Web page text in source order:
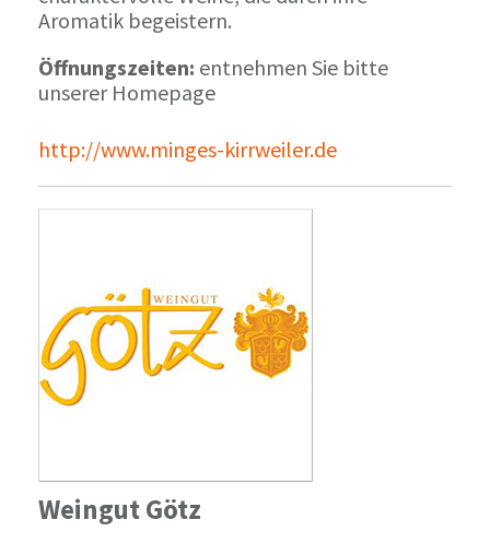
Aromatik begeistern.
Öffnungszeiten: entnehmen Sie bitte
unserer Homepage
http://www.minges-kirrweiler.de
Weingut Götz